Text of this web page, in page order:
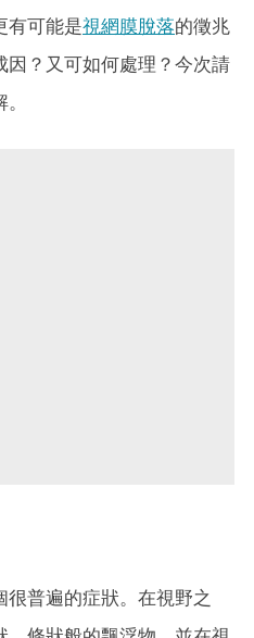
有可能是視網膜脫落的徵兆
因？又可如何處理？今次請
普遍的症狀。在視野之